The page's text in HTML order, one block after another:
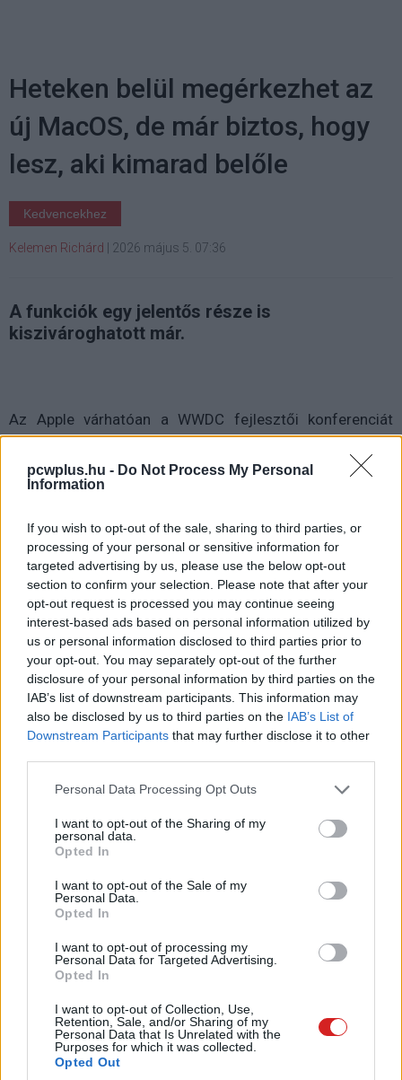
pcwplus.hu - Do Not Process My Personal
Information
If you wish to opt-out of the sale, sharing to third parties, or
processing of your personal or sensitive information for
targeted advertising by us, please use the below opt-out
section to confirm your selection. Please note that after your
opt-out request is processed you may continue seeing
interest-based ads based on personal information utilized by
us or personal information disclosed to third parties prior to
your opt-out. You may separately opt-out of the further
disclosure of your personal information by third parties on the
IAB’s list of downstream participants. This information may
also be disclosed by us to third parties on the IAB’s List of
Downstream Participants that may further disclose it to other
Please note that this website/app uses one or more Google
not limited to your visit or usage behaviour. You may click to
grant or deny consent to Google and its third-party tags to
use your data for below specified purposes in below Google
consent section.
Personal Data Processing Opt Outs
I want to opt-out of the Sharing of my
personal data.
Opted In
I want to opt-out of the Sale of my
Personal Data.
Opted In
I want to opt-out of processing my
Personal Data for Targeted Advertising.
Opted In
I want to opt-out of Collection, Use,
Retention, Sale, and/or Sharing of my
Personal Data that Is Unrelated with the
Purposes for which it was collected.
Opted Out
Heteken belül megérkezhet az
új MacOS, de már biztos, hogy
lesz, aki kimarad belőle
Kedvencekhez
Kelemen Richárd 2026 május 5. 07:36
A funkciók egy jelentős része is
kiszivároghatott már.
Az Apple várhatóan a WWDC fejlesztői konferenciát
követően azonnal elérhetővé teszi a macOS 27 első
fejlesztői bétaverzióját, míg a nyilvános tesztverzió
júliusban érkezhet. A rendszer végleges kiadása a
elérhetővé minden felhasználó számára.
Az új rendszer egyik legfontosabb újdonsága a
jelentősen továbbfejlesztett, mesterséges
intelligenciával megtámogatott Siri lehet, amely a
beszélgetési előzményeket is megőrizheti egy saját,
dedikált alkalmazás részeként, így működése közelebb
kerülhet az olyan mesterséges intelligencia
modellekéhez, mint a ChatGPT vagy a Gemini, ami
egyébkéntnemrég natív MacOS appot is kapott, így ez a
A tervek szerint a macOS 27-ben megjelennek azok a
személyre szabott Siri-funkciók is, amelyeket az Apple
már a WWDC 2024 során bemutatott. A digitális
asszisztens például képes lehet a Mail és az Messages
alkalmazásokból származó információk alapján
válaszolni kérdésekre. Tim Cook vezérigazgató a
napokban megerősítette, hogy az Apple még idén
szabott Siri élményt. Emellett az Apple és a Google
korábbi megállapodása alapján a Gemini mesterséges
intelligencia is szerepet kaphat a jövőbeli Apple